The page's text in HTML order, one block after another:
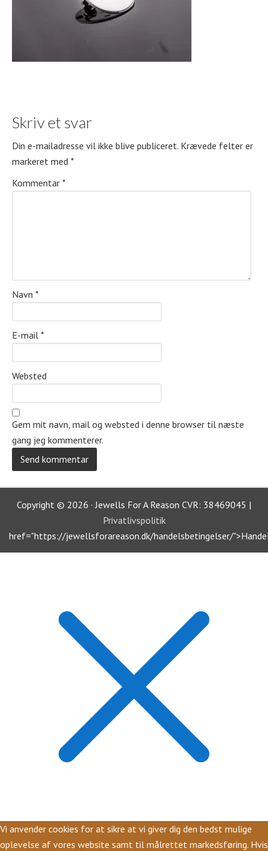
Skriv et svar
Din e-mailadresse vil ikke blive publiceret. Krævede felter er
markeret med *
Kommentar *
Navn *
E-mail *
Websted
Gem mit navn, mail og websted i denne browser til næste
gang jeg kommenterer.
Copyright © 2026 · Jewells For A Reason CVR: 38469045 |
Privatlivspolitik
href="https://jewellsforareason.dk/handelsbetingelser/
Vi anvender cookies for at sikre at vi giver dig den bedst mulige
oplevelse af vores website samt til målrettet markedsføring. Hvis